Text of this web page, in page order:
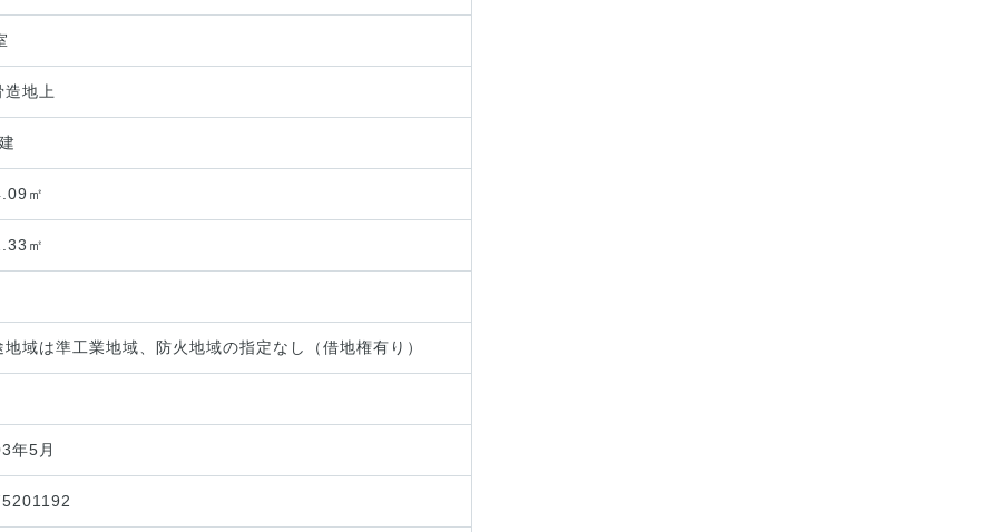
造地上
㎡
㎡
地域は準工業地域、防火地域の指定なし（借地権有り）
年5月